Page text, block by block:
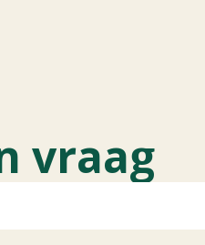
vraag